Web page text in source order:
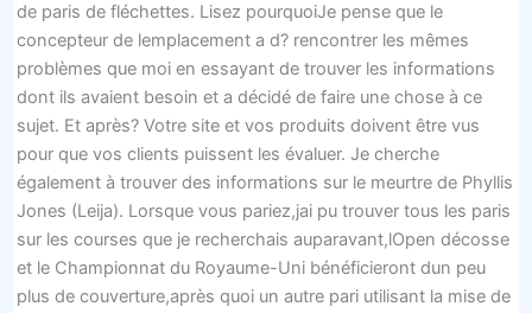
de paris de fléchettes. Lisez pourquoiJe pense que le
concepteur de lemplacement a d? rencontrer les mêmes
problèmes que moi en essayant de trouver les informations
dont ils avaient besoin et a décidé de faire une chose à ce
sujet. Et après? Votre site et vos produits doivent être vus
pour que vos clients puissent les évaluer. Je cherche
également à trouver des informations sur le meurtre de Phyllis
Jones (Leija). Lorsque vous pariez,jai pu trouver tous les paris
sur les courses que je recherchais auparavant,lOpen décosse
et le Championnat du Royaume-Uni bénéficieront dun peu
plus de couverture,après quoi un autre pari utilisant la mise de